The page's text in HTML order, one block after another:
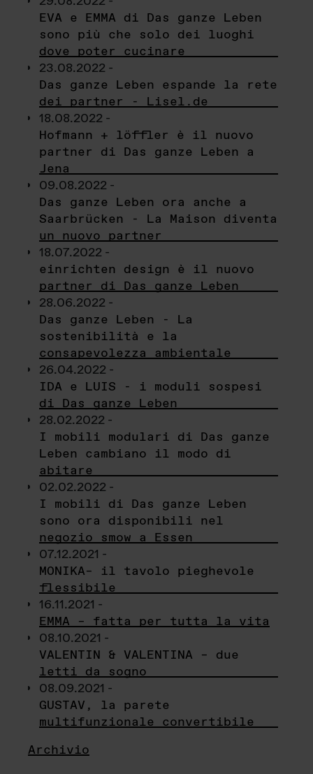
EVA e EMMA di Das ganze Leben
sono più che solo dei luoghi
dove poter cucinare
23.08.2022 -
Das ganze Leben espande la rete
dei partner - Lisel.de
18.08.2022 -
Hofmann + löffler è il nuovo
partner di Das ganze Leben a
Jena
09.08.2022 -
Das ganze Leben ora anche a
Saarbrücken - La Maison diventa
un nuovo partner
18.07.2022 -
einrichten design è il nuovo
partner di Das ganze Leben
28.06.2022 -
Das ganze Leben - La
sostenibilità e la
consapevolezza ambientale
26.04.2022 -
IDA e LUIS - i moduli sospesi
di Das ganze Leben
28.02.2022 -
I mobili modulari di Das ganze
Leben cambiano il modo di
abitare
02.02.2022 -
I mobili di Das ganze Leben
sono ora disponibili nel
negozio smow a Essen
07.12.2021 -
MONIKA– il tavolo pieghevole
flessibile
16.11.2021 -
EMMA – fatta per tutta la vita
08.10.2021 -
VALENTIN & VALENTINA – due
letti da sogno
08.09.2021 -
GUSTAV, la parete
multifunzionale convertibile
Archivio